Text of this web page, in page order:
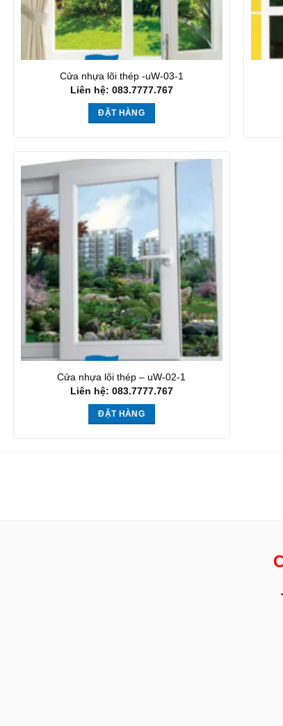
Cửa nhựa lõi thép -uW-03-1
Liên hệ: 083.7777.767
ĐẶT HÀNG
Cửa nhựa lõi thép – uW-02-1
Liên hệ: 083.7777.767
ĐẶT HÀNG